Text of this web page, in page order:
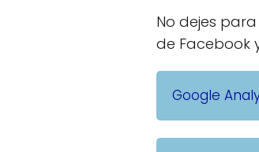
No dejes
de Facebook
Google